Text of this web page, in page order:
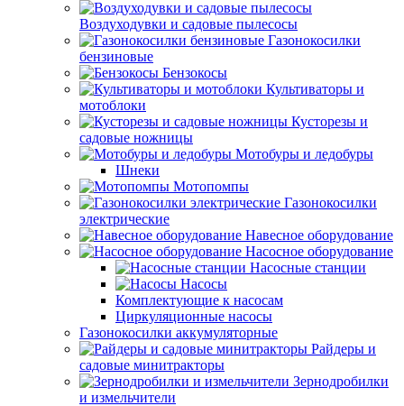
Воздуходувки и садовые пылесосы
Газонокосилки
бензиновые
Бензокосы
Культиваторы и
мотоблоки
Кусторезы и
садовые ножницы
Мотобуры и ледобуры
Шнеки
Мотопомпы
Газонокосилки
электрические
Навесное оборудование
Насосное оборудование
Насосные станции
Насосы
Комплектующие к насосам
Циркуляционные насосы
Газонокосилки аккумуляторные
Райдеры и
садовые минитракторы
Зернодробилки
и измельчители